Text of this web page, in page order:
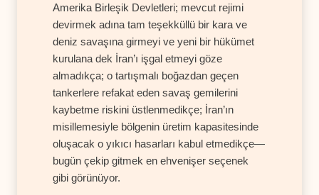
Amerika Birleşik Devletleri; mevcut rejimi
devirmek adına tam teşekküllü bir kara ve
deniz savaşına girmeyi ve yeni bir hükümet
kurulana dek İran’ı işgal etmeyi göze
almadıkça; o tartışmalı boğazdan geçen
tankerlere refakat eden savaş gemilerini
kaybetme riskini üstlenmedikçe; İran’ın
misillemesiyle bölgenin üretim kapasitesinde
oluşacak o yıkıcı hasarları kabul etmedikçe—
bugün çekip gitmek en ehvenişer seçenek
gibi görünüyor.